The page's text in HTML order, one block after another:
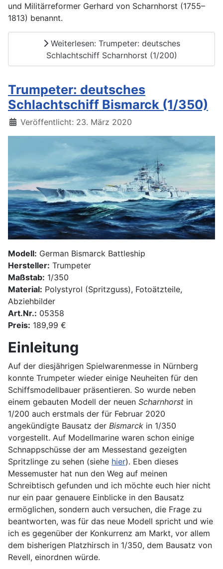
und Militärreformer Gerhard von Scharnhorst (1755–
1813) benannt.
Weiterlesen: Trumpeter: deutsches
Schlachtschiff Scharnhorst (1/200)
Trumpeter: deutsches
Schlachtschiff Bismarck (1/350)
Details
Veröffentlicht: 23. März 2020
Modell: German Bismarck Battleship
Hersteller: Trumpeter
Maßstab: 1/350
Material: Polystyrol (Spritzguss), Fotoätzteile,
Abziehbilder
Art.Nr.: 05358
Preis: 189,99 €
Einleitung
Auf der diesjährigen Spielwarenmesse in Nürnberg
konnte Trumpeter wieder einige Neuheiten für den
Schiffsmodellbauer präsentieren. So wurde neben
einem gebauten Modell der neuen Scharnhorst in
1/200 auch erstmals der für Februar 2020
angekündigte Bausatz der Bismarck in 1/350
vorgestellt. Auf Modellmarine waren schon einige
Schnappschüsse der am Messestand gezeigten
Spritzlinge zu sehen (siehe hier). Eben dieses
Messemuster hat nun den Weg auf meinen
Schreibtisch gefunden und ich möchte euch hier nicht
nur ein paar genauere Einblicke in den Bausatz
ermöglichen, sondern auch versuchen, die Frage zu
beantworten, was für das neue Modell spricht und wie
ich es gegenüber der Konkurrenz am Markt, vor allem
dem bisherigen Platzhirsch in 1/350, dem Bausatz von
Revell, einordnen würde.